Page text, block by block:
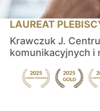
LAUREAT
Krawczuk J.
komunikacyjnych i